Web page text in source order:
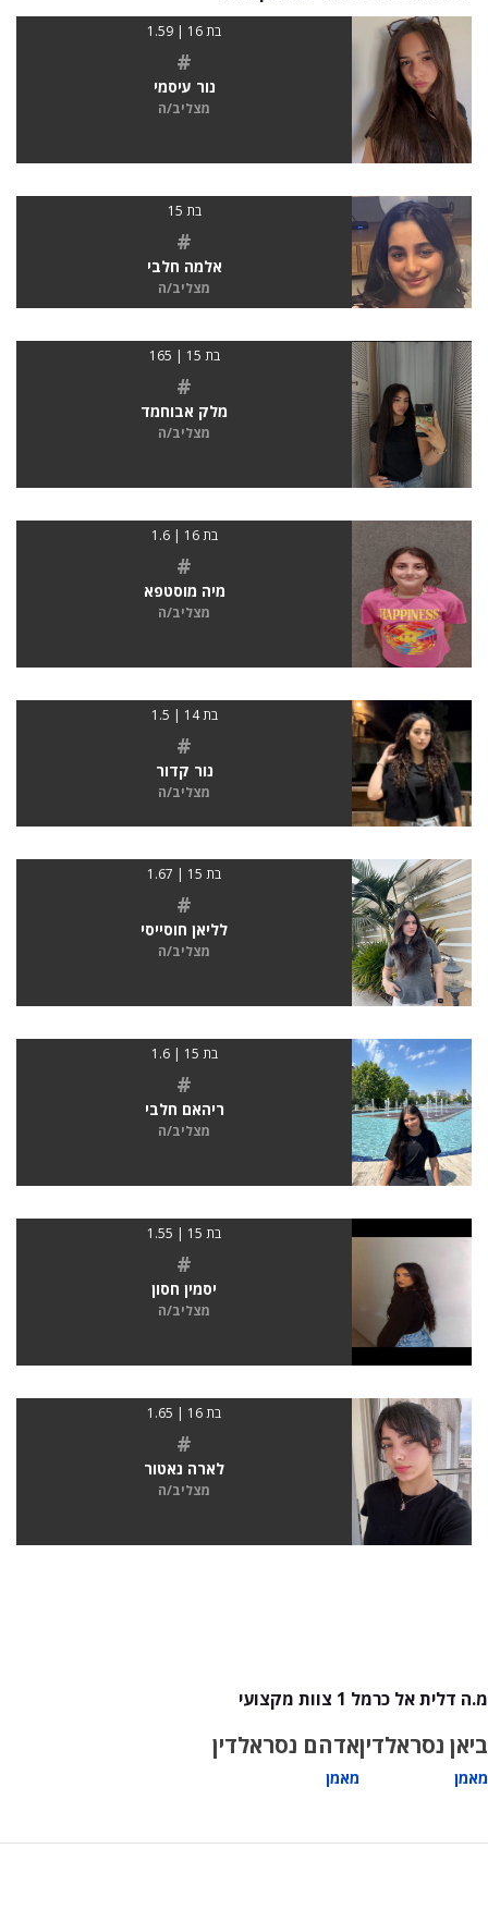
בת 16 | 1.59
#
נור עיסמי
מצליב/ה
בת 15
#
אלמה חלבי
מצליב/ה
בת 15 | 165
#
מלק אבוחמד
מצליב/ה
בת 16 | 1.6
#
מיה מוסטפא
מצליב/ה
בת 14 | 1.5
#
נור קדור
מצליב/ה
בת 15 | 1.67
#
לליאן חוסייסי
מצליב/ה
בת 15 | 1.6
#
ריהאם חלבי
מצליב/ה
בת 15 | 1.55
#
יסמין חסון
מצליב/ה
בת 16 | 1.65
#
לארה נאטור
מצליב/ה
מ.ה דלית אל כרמל 1 צוות מקצועי
ביאן נסראלדין
מאמן
אדהם נסראלדין
מאמן